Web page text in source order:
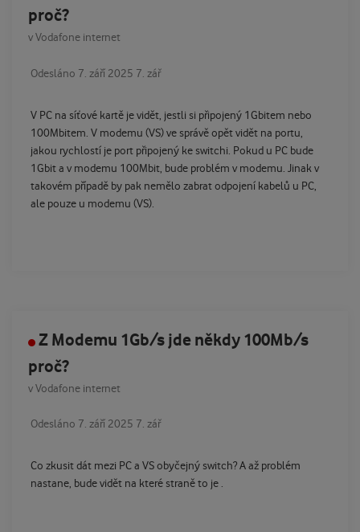
proč?
vVodafone internet
Odesláno 7. září 2025 7. zář
V PC na síťové kartě je vidět, jestli si připojený 1Gbitem nebo
100Mbitem. V modemu (VS) ve správě opět vidět na portu,
jakou rychlostí je port připojený ke switchi. Pokud u PC bude
1Gbit a v modemu 100Mbit, bude problém v modemu. Jinak v
takovém případě by pak nemělo zabrat odpojení kabelů u PC,
ale pouze u modemu (VS).
Z Modemu 1Gb/s jde někdy 100Mb/s
proč?
vVodafone internet
Odesláno 7. září 2025 7. zář
Co zkusit dát mezi PC a VS obyčejný switch? A až problém
nastane, bude vidět na které straně to je .